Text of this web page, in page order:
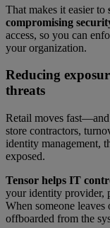
That makes it easier to
compromising
access, so you can
your organization.
Reducing
threats
Retail moves fast—and
store contractors,
identity management,
exposed.
Tensor helps IT
your identity provider,
When someone leaves
offboarded from the